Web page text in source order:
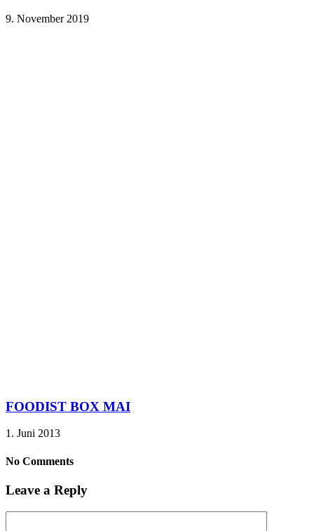
9. November 2019
FOODIST BOX MAI
1. Juni 2013
No Comments
Leave a Reply